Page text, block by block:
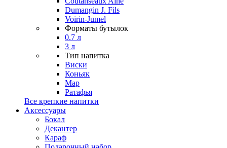
Dumangin J. Fils
Voirin-Jumel
Форматы бутылок
0.7 л
3 л
Тип напитка
Виски
Коньяк
Мар
Ратафья
Все крепкие напитки
Аксессуары
Бокал
Декантер
Караф